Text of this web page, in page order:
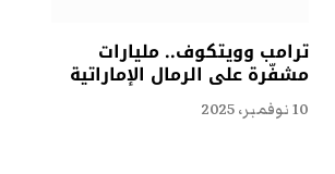
ترامب وويتكوف.. مليارات
مشفّرة على الرمال الإماراتية
10 نوفمبر، 2025